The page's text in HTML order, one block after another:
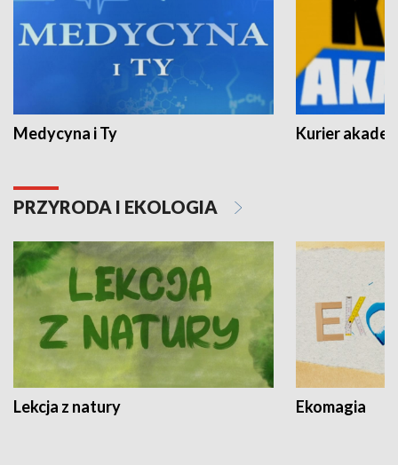
Medycyna i Ty Kurier
PRZYRODA I EKOLOGIA
Lekcja z natury Ekomagia